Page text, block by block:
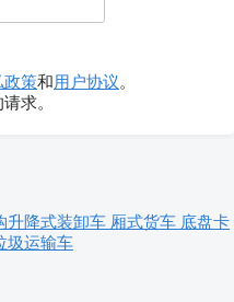
政策和用户协议。
求。
升降式装卸车 厢式货车 底盘卡
圾运输车